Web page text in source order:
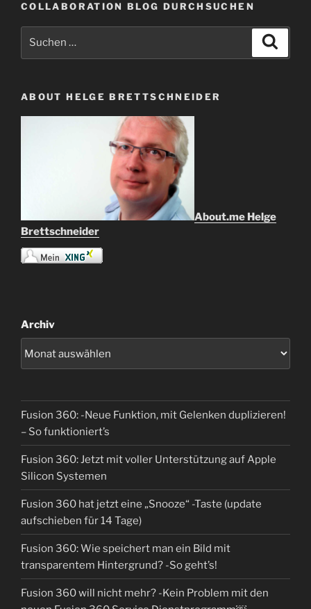
COLLABORATION BLOG DURCHSUCHEN
ABOUT HELGE BRETTSCHNEIDER
About.me Helge
Brettschneider
Archiv
Fusion 360: -Neue Funktion, mit Gelenken duplizieren!
– So funktioniert’s
Fusion 360: Jetzt mit voller Unterstützung auf Apple
Silicon Systemen
Fusion 360 hat jetzt eine „Snooze“ -Taste (update
aufschieben für 14 Tage)
Fusion 360: Wie speichert man ein Bild mit
transparentem Hintergrund? -So geht’s!
Fusion 360 will nicht mehr? -Kein Problem mit den